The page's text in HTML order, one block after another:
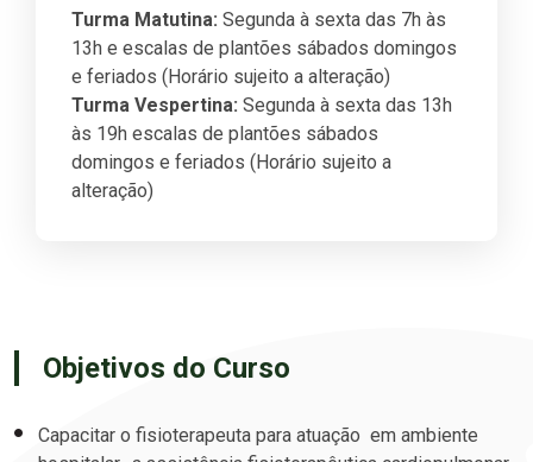
Turma Matutina: Segunda à sexta das 7h às
13h e escalas de plantões sábados domingos
e feriados (Horário sujeito a alteração)
Turma Vespertina: Segunda à sexta das 13h
às 19h escalas de plantões sábados
domingos e feriados (Horário sujeito a
alteração)
Objetivos do Curso
Capacitar o fisioterapeuta para atuação em ambiente